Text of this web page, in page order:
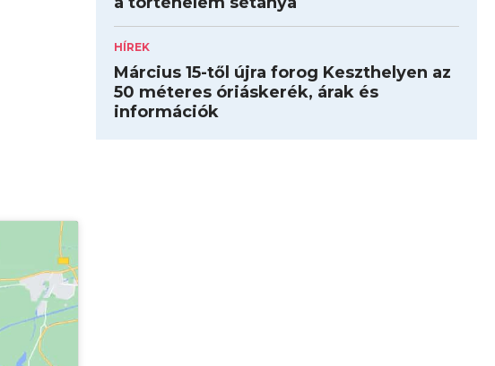
HÍREK
Március 15-től újra forog Keszthelyen az
50 méteres óriáskerék, árak és
információk